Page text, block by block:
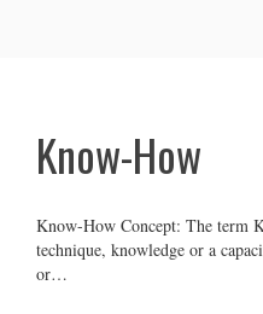
Know-How
Know-How Concept: The term
technique, knowledge or a
or…